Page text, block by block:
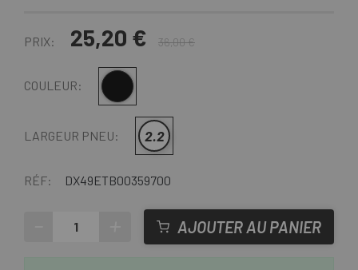
PRIX: 25,20 € 36,00 €
COULEUR: Multi
LARGEUR PNEU: 2.2
RÉF: DX49ETB00359700
AJOUTER AU PANIER